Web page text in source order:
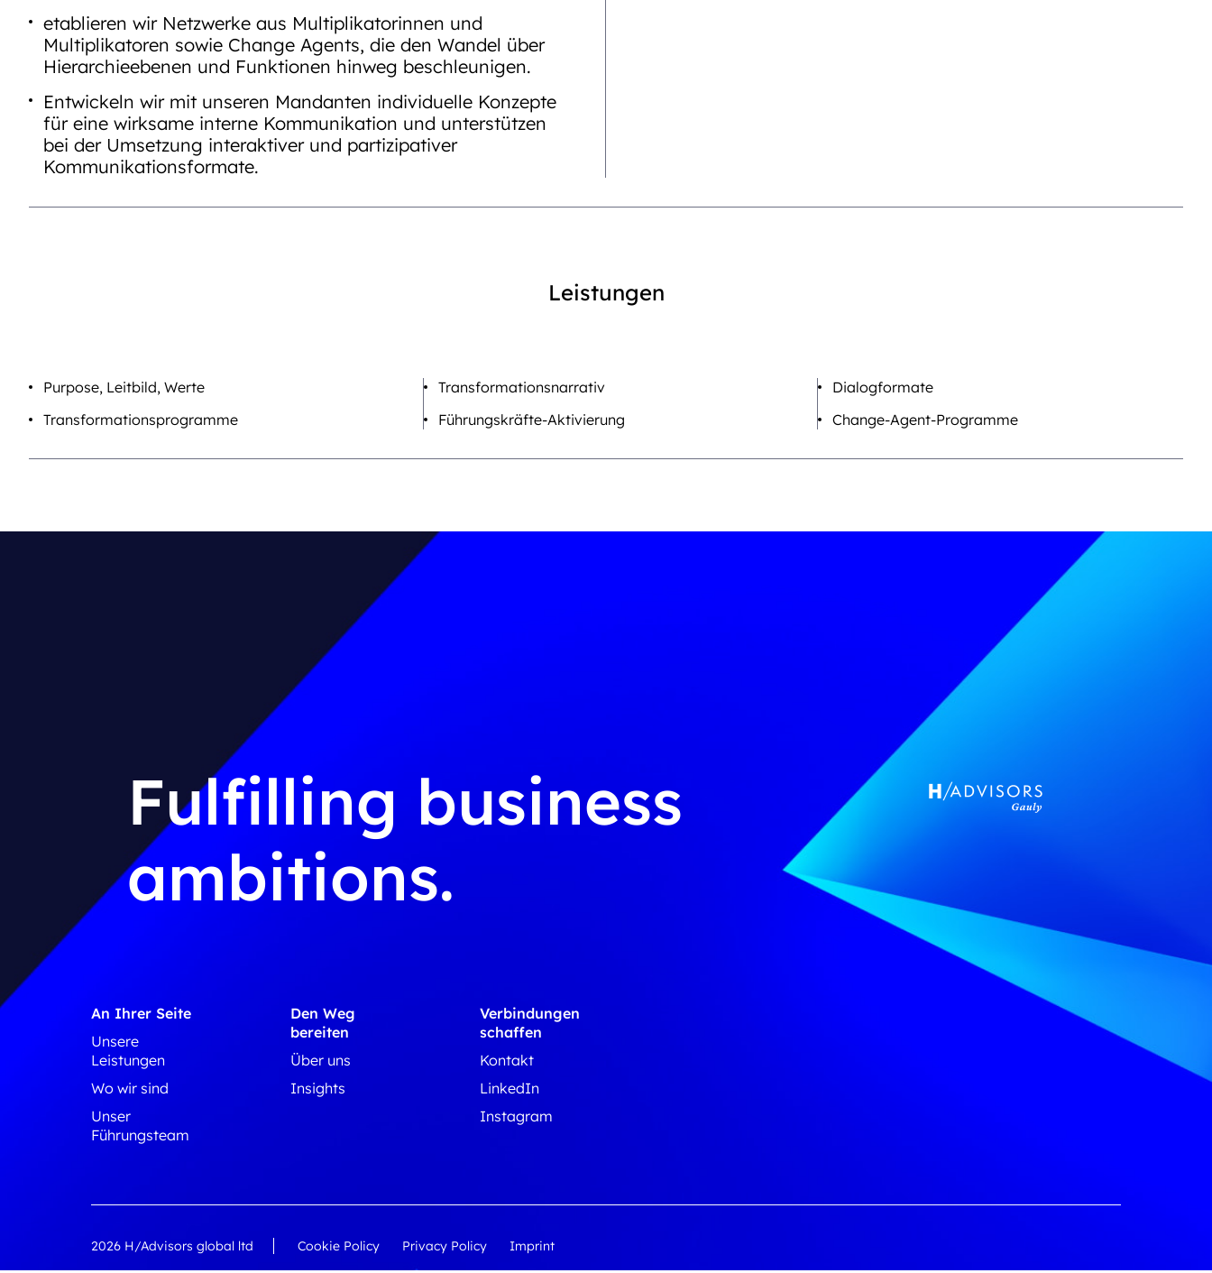
etablieren wir Netzwerke aus Multiplikatorinnen und
Multiplikatoren sowie Change Agents, die den Wandel über
Hierarchieebenen und Funktionen hinweg beschleunigen.
Entwickeln wir mit unseren Mandanten individuelle Konzepte
für eine wirksame interne Kommunikation und unterstützen
bei der Umsetzung interaktiver und partizipativer
Kommunikationsformate.
Leistungen
Purpose, Leitbild, Werte
Transformationsprogramme
Transformationsnarrativ
Führungskräfte-Aktivierung
Dialogformate
Change-Agent-Programme
Fulfilling business
ambitions.
An Ihrer Seite
Unsere
Leistungen
Wo wir sind
Unser
Führungsteam
Den Weg
bereiten
Über uns
Insights
Verbindungen
schaffen
Kontakt
LinkedIn
Instagram
2026 H/Advisors global ltd Cookie Policy Privacy Policy Imprint